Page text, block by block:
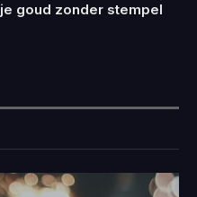
goud zonder stempel